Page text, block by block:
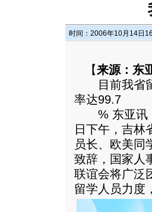
时间：2006年10月14日
【来源：东
目前我省留
率达99.7
% 东亚讯（
日下午，吉林
员长、欧美同
致辞，国家人
联谊会将广泛
留学人员力度